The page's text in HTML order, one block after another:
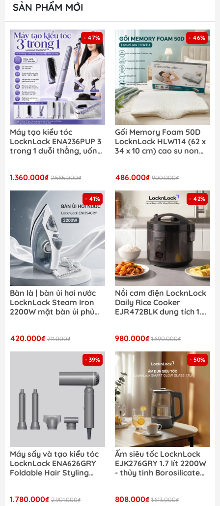
SẢN PHẨM MỚI
- 47%
Máy tạo kiểu tóc
LocknLock ENA236PUP 3
trong 1 duỗi thẳng, uốn
tiến
1.360.000₫ 2.565.000₫
- 46%
Gối Memory Foam 50D
LocknLock HLW114 (62 x
34 x 10 cm) cao su non
486.000₫ 900.000₫
- 41%
Bàn là | bàn ủi hơi nước
LocknLock Steam Iron
2200W mặt bàn ủi phủ
420.000₫ 711.000₫
- 42%
Nồi cơm điện LocknLock
Daily Rice Cooker
EJR472BLK dung tích 1.8L
980.000₫ 1.690.000₫
- 39%
Máy sấy và tạo kiểu tóc
LocknLock ENA626GRY
Foldable Hair Styling
1.780.000₫ 2.901.000₫
- 50%
Ấm siêu tốc LocknLock
EJK276GRY 1.7 lít 2200W
- thủy tinh Borosilicate
nhiệt
808.000₫ 1.613.000₫